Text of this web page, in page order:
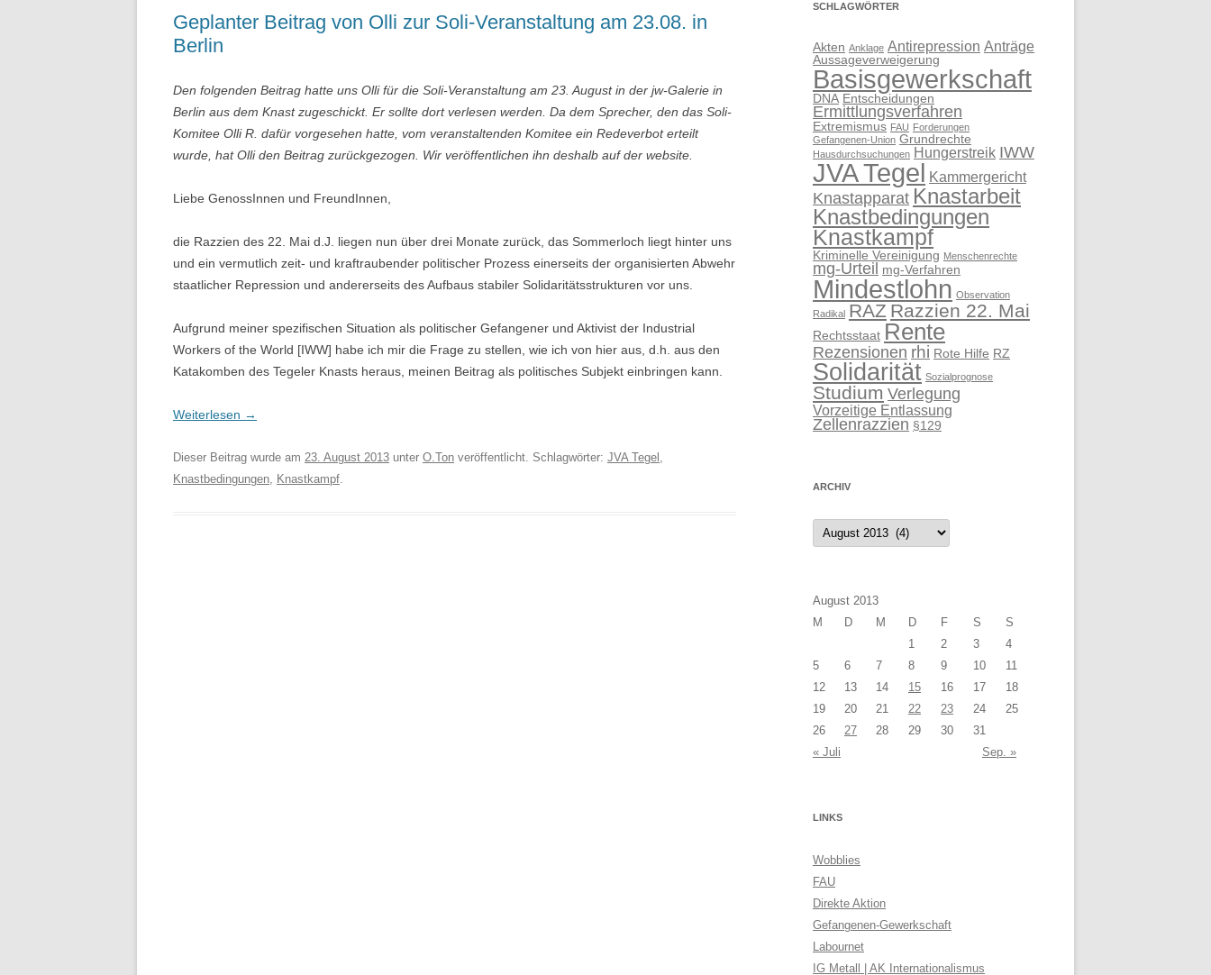
Geplanter Beitrag von Olli zur Soli-Veranstaltung am 23.08. in
Berlin
Den folgenden Beitrag hatte uns Olli für die Soli-Veranstaltung am 23. August in der jw-Galerie in
Berlin aus dem Knast zugeschickt. Er sollte dort verlesen werden. Da dem Sprecher, den das Soli-
Komitee Olli R. dafür vorgesehen hatte, vom veranstaltenden Komitee ein Redeverbot erteilt
wurde, hat Olli den Beitrag zurückgezogen. Wir veröffentlichen ihn deshalb auf der website.
Liebe GenossInnen und FreundInnen,
die Razzien des 22. Mai d.J. liegen nun über drei Monate zurück, das Sommerloch liegt hinter uns
und ein vermutlich zeit- und kraftraubender politischer Prozess einerseits der organisierten Abwehr
staatlicher Repression und andererseits des Aufbaus stabiler Solidaritätsstrukturen vor uns.
Aufgrund meiner spezifischen Situation als politischer Gefangener und Aktivist der Industrial
Workers of the World [IWW] habe ich mir die Frage zu stellen, wie ich von hier aus, d.h. aus den
Katakomben des Tegeler Knasts heraus, meinen Beitrag als politisches Subjekt einbringen kann.
Weiterlesen →
Dieser Beitrag wurde am 23. August 2013 unter O.Ton veröffentlicht. Schlagwörter: JVA Tegel ,
Knastbedingungen, Knastkampf.
SCHLAGWÖRTER
Akten Anklage Antirepression Anträge
Aussageverweigerung
Basisgewerkschaft
DNA Entscheidungen
Ermittlungsverfahren
Extremismus FAU Forderungen
Gefangenen-Union Grundrechte
Hausdurchsuchungen Hungerstreik IWW
JVA Tegel Kammergericht
Knastapparat Knastarbeit
Knastbedingungen
Knastkampf
Kriminelle Vereinigung Menschenrechte
mg-Urteil mg-Verfahren
Mindestlohn Observation
Radikal RAZ Razzien 22. Mai
Rechtsstaat Rente
Rezensionen rhi Rote Hilfe RZ
Solidarität Sozialprognose
Studium Verlegung
Vorzeitige Entlassung
Zellenrazzien §129
ARCHIV
Archiv
August 2013
M
D M D F S
S
1
2 3
4
5
6 7 8 9 10
11
12
13 14 15 16 17
18
19
20 21 22 23 24
25
26
27 28 29 30
31
« Juli
Sep. »
LINKS
Wobblies
FAU
Direkte Aktion
Gefangenen-Gewerkschaft
Labournet
IG Metall | AK Internationalismus